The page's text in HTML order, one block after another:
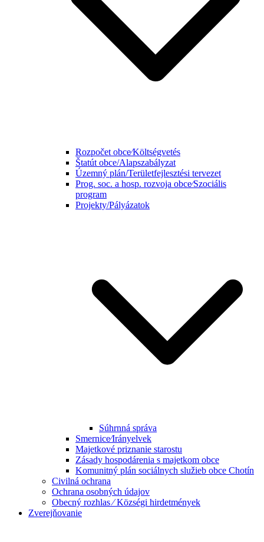
Rozpočet obce⁄Költségvetés
Štatút obce/Alapszabályzat
Územný plán/Területfejlesztési tervezet
Prog. soc. a hosp. rozvoja obce⁄Szociális
program
Projekty/Pályázatok
Súhrnná správa
Smernice⁄Irányelvek
Majetkové priznanie starostu
Zásady hospodárenia s majetkom obce
Komunitný plán sociálnych služieb obce Chotín
Civilná ochrana
Ochrana osobných údajov
Obecný rozhlas ⁄ Községi hirdetmények
Zverejňovanie